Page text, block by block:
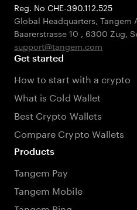
Reg. No CHE-390.112.525
Global Headquarters, Tangem
Baarerstrasse 10 , 6300 Zug,
support@tangem.com
Get started
How to start with a crypto
What is Cold Wallet
Best Crypto Wallets
Compare Crypto Wallets
Products
Tangem Pay
Tangem Mobile